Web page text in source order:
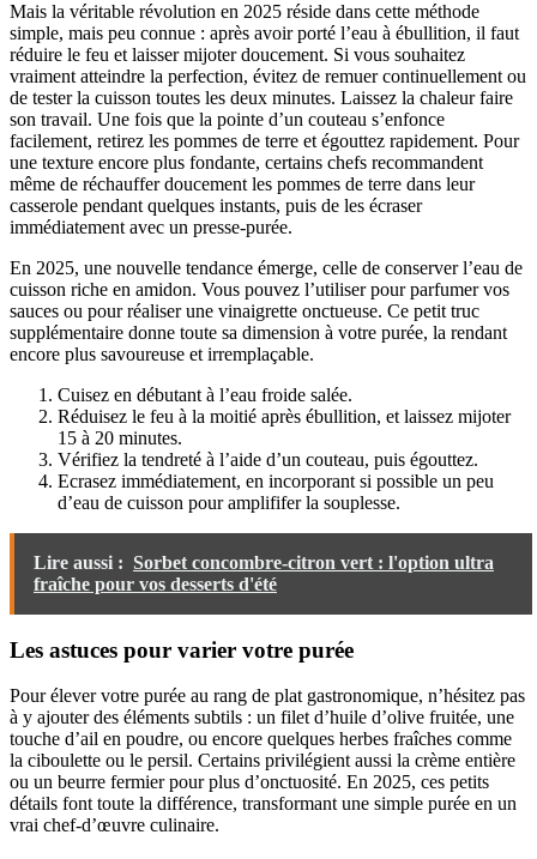
Mais la véritable révolution en 2025 réside dans cette méthode
simple, mais peu connue : après avoir porté l’eau à ébullition, il faut
réduire le feu et laisser mijoter doucement. Si vous souhaitez
vraiment atteindre la perfection, évitez de remuer continuellement ou
de tester la cuisson toutes les deux minutes. Laissez la chaleur faire
son travail. Une fois que la pointe d’un couteau s’enfonce
facilement, retirez les pommes de terre et égouttez rapidement. Pour
une texture encore plus fondante, certains chefs recommandent
même de réchauffer doucement les pommes de terre dans leur
casserole pendant quelques instants, puis de les écraser
immédiatement avec un presse-purée.
En 2025, une nouvelle tendance émerge, celle de conserver l’eau de
cuisson riche en amidon. Vous pouvez l’utiliser pour parfumer vos
sauces ou pour réaliser une vinaigrette onctueuse. Ce petit truc
supplémentaire donne toute sa dimension à votre purée, la rendant
encore plus savoureuse et irremplaçable.
Cuisez en débutant à l’eau froide salée.
Réduisez le feu à la moitié après ébullition, et laissez mijoter
15 à 20 minutes.
Vérifiez la tendreté à l’aide d’un couteau, puis égouttez.
Ecrasez immédiatement, en incorporant si possible un peu
d’eau de cuisson pour amplififer la souplesse.
Lire aussi : Sorbet concombre-citron vert : l'option ultra
fraîche pour vos desserts d'été
Les astuces pour varier votre purée
Pour élever votre purée au rang de plat gastronomique, n’hésitez pas
à y ajouter des éléments subtils : un filet d’huile d’olive fruitée, une
touche d’ail en poudre, ou encore quelques herbes fraîches comme
la ciboulette ou le persil. Certains privilégient aussi la crème entière
ou un beurre fermier pour plus d’onctuosité. En 2025, ces petits
détails font toute la différence, transformant une simple purée en un
vrai chef-d’œuvre culinaire.